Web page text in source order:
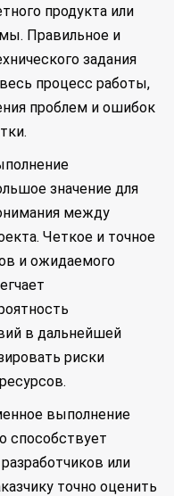
продукта или
Правильное и
задания
процесс работы,
проблем и ошибок
значение для
между
Четкое и точное
и ожидаемого
в дальнейшей
риски
выполнение
способствует
или
точно оценить